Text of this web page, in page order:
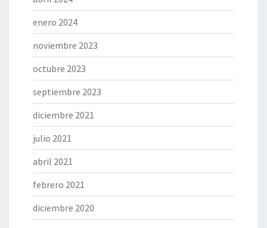
enero 2024
noviembre 2023
octubre 2023
septiembre 2023
diciembre 2021
julio 2021
abril 2021
febrero 2021
diciembre 2020